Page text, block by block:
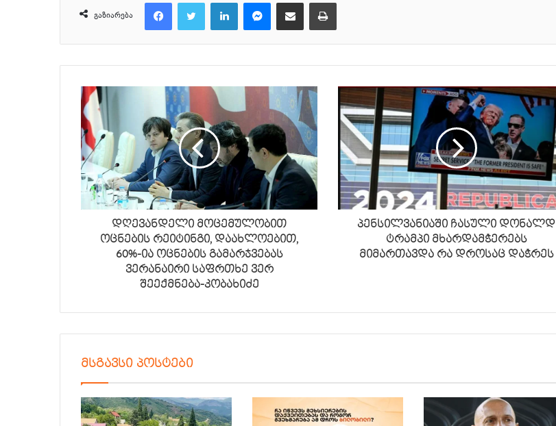
გაზიარება
დღევანდელი მოცემულობით
ოცნების რეიტინგი, დაახლოებით,
60%-ია ოცნების გამარჯვებას
ვერანაირი საფრთხე ვერ
შეექმნება-კობახიძე
პენსილვანიაში ჩასული დონალდ
ტრამპი მხარდამჭერებს
მიმართავდა რა დროსაც დაჭრეს
მსგავსი პოსტები